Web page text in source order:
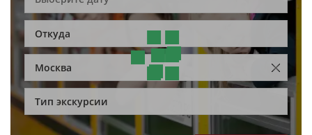
Откуда
Москва
Тип экскурсии